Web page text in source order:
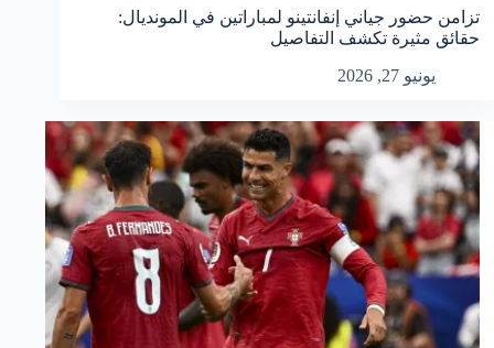
تزامن حضور جياني إنفانتينو لمباراتين في المونديال:
حقائق مثيرة تكشف التفاصيل
يونيو 27, 2026